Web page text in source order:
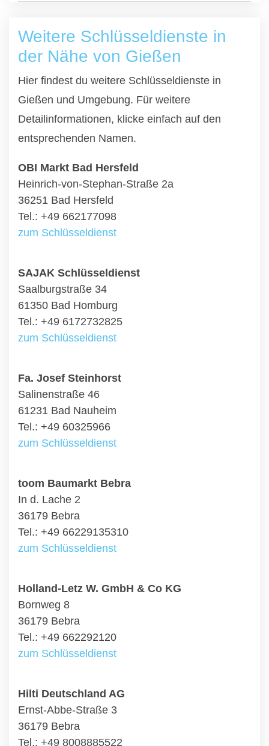
Weitere Schlüsseldienste in
der Nähe von Gießen
Hier findest du weitere Schlüsseldienste in
Gießen und Umgebung. Für weitere
Detailinformationen, klicke einfach auf den
entsprechenden Namen.
OBI Markt Bad Hersfeld
Heinrich-von-Stephan-Straße 2a
36251 Bad Hersfeld
Tel.: +49 662177098
zum Schlüsseldienst
SAJAK Schlüsseldienst
Saalburgstraße 34
61350 Bad Homburg
Tel.: +49 6172732825
zum Schlüsseldienst
Fa. Josef Steinhorst
Salinenstraße 46
61231 Bad Nauheim
Tel.: +49 60325966
zum Schlüsseldienst
toom Baumarkt Bebra
In d. Lache 2
36179 Bebra
Tel.: +49 66229135310
zum Schlüsseldienst
Holland-Letz W. GmbH & Co KG
Bornweg 8
36179 Bebra
Tel.: +49 662292120
zum Schlüsseldienst
Hilti Deutschland AG
Ernst-Abbe-Straße 3
36179 Bebra
Tel.: +49 8008885522